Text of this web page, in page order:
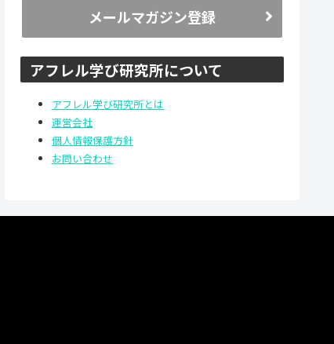
メールマガジン登録
アフレル学び研究所について
アフレル学び研究所とは
運営会社
個人情報保護方針
お問い合わせ